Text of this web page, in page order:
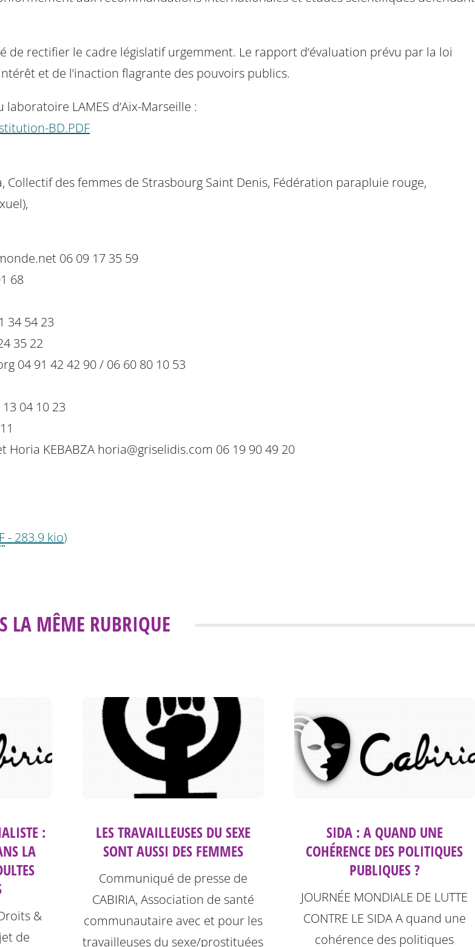
rectifier le cadre législatif urgemment. Le rapport d‘évaluation prévu par la loi
et de l’inaction flagrante des pouvoirs publics.
LAMES d’Aix-Marseille :
BD.PDF
Collectif des femmes de Strasbourg Saint Denis, Fédération parapluie rouge,
06 09 17 35 59
68
34 54 23
35 22
04 91 42 42 90 / 06 60 80 10 53
04 10 23
Horia KEBABZA horia@griselidis.com 06 19 90 49 20
- 283.9 kio)
LA MÊME RUBRIQUE
:
LA
&
de
LES TRAVAILLEUSES DU SEXE
SONT AUSSI DES FEMMES
Communiqué de presse de
CABIRIA, Association de santé
communautaire avec et pour les
travailleuses du sexe/prostituées
SIDA : A QUAND UNE
COHÉRENCE DES POLITIQUES
PUBLIQUES ?
JOURNÉE MONDIALE DE LUTTE
CONTRE LE SIDA A quand une
cohérence des politiques